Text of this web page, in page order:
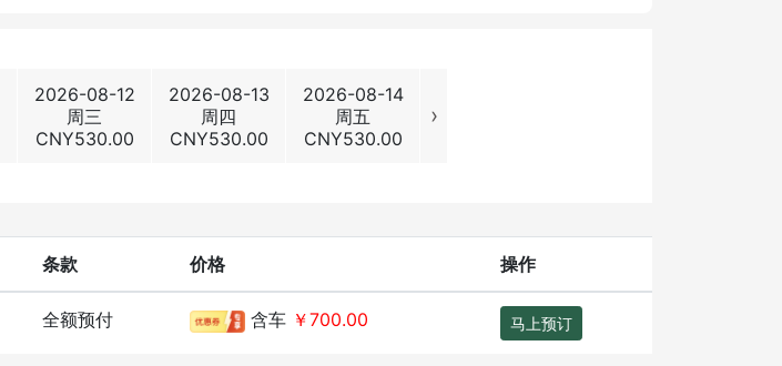
2026-08-12
周三
CNY530.00
2026-08-13
周四
CNY530.00
2026-08-14
周五
CNY530.00
›
条款 价格 操作
全额预付 含车 ￥700.00 马上预订